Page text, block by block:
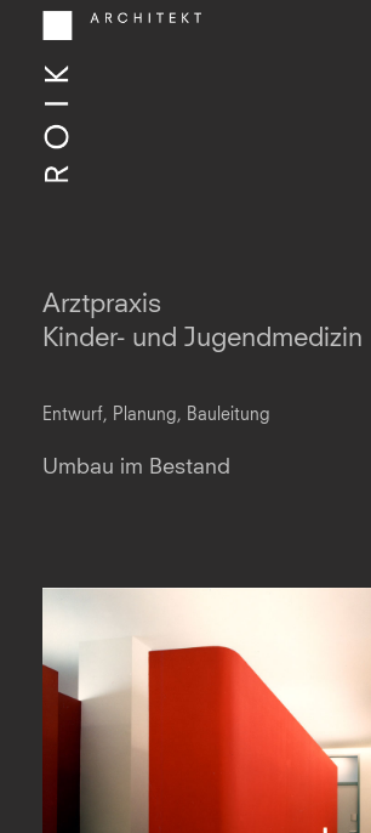
Arztpraxis
Kinder- und Jugendmedizin
Entwurf, Planung, Bauleitung
Umbau im Bestand